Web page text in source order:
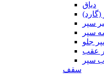
دیاق
(گارد)
سپر
سپر
جلو
عقب
سپر
سقف